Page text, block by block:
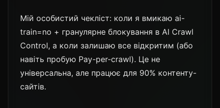
Мій особистий чекліст: коли я вмикаю ai-
train=no + гранулярне блокування в AI Crawl
Control, а коли залишаю все відкритим (або
навіть пробую Pay-per-crawl). Це не
універсальна, але працює для 90% контенту-
сайтів.